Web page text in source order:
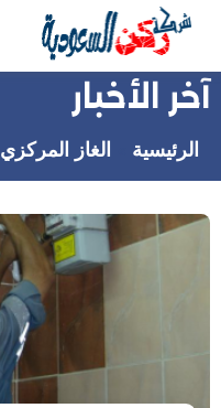
التجاوز
المحتوى
آخر الأخبار
الرئيسية الغاز المركزي